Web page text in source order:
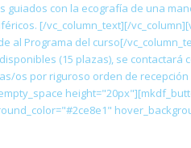
con la ecografía de una
[/vc_column_text][/
al Programa del curso[/
(15 plazas), se
os por riguroso orden de